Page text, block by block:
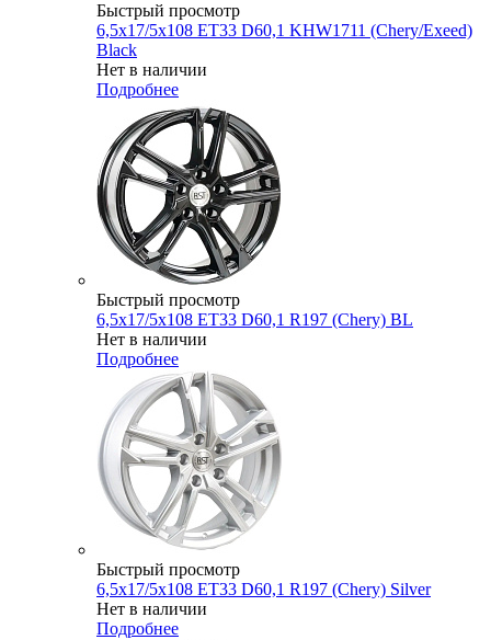
Быстрый просмотр
6,5x17/5x108 ET33 D60,1 KHW1711 (Chery/Exeed)
Black
Нет в наличии
Подробнее
Быстрый просмотр
6,5x17/5x108 ET33 D60,1 R197 (Chery) BL
Нет в наличии
Подробнее
Быстрый просмотр
6,5x17/5x108 ET33 D60,1 R197 (Chery) Silver
Нет в наличии
Подробнее